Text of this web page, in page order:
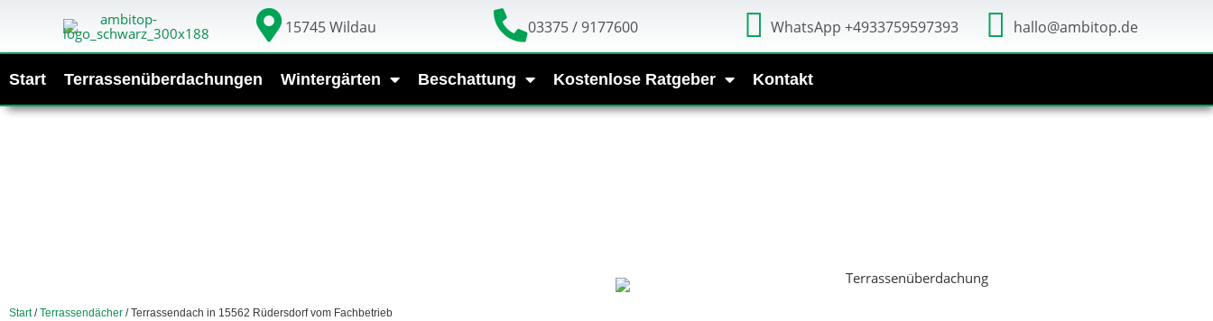
15745 Wildau 03375 / 9177600 WhatsApp +4933759597393 hallo@ambitop.de
Start Terrassenüberdachungen Wintergärten Beschattung Kostenlose Ratgeber Kontakt
Start/Terrassendächer / Terrassendach in 15562 Rüdersdorf vom Fachbetrieb